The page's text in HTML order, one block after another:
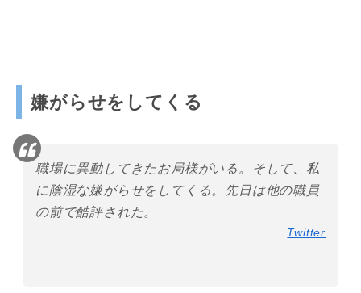
嫌がらせをしてくる
職場に異動してきたお局様がいる。そして、私
に陰湿な嫌がらせをしてくる。先日は他の職員
の前で酷評された。
Twitter